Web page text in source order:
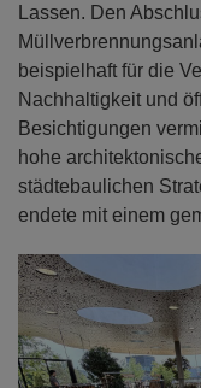
Lassen. Den
beispielhaft für die
Nachhaltigkeit und
Besichtigungen
hohe
städtebaulichen
endete mit einem
Previous